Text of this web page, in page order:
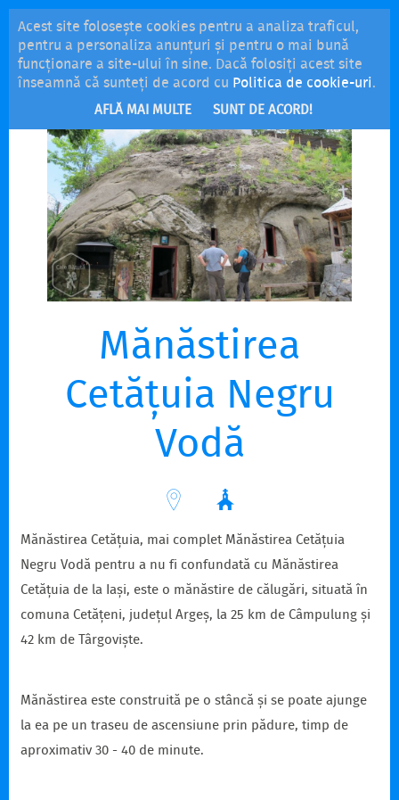
Acest site folosește cookies pentru a analiza traficul,
pentru a personaliza anunțuri și pentru o mai bună
funcționare a site-ului în sine. Dacă folosiți acest site
înseamnă că sunteți de acord cu Politica de cookie-uri.
AFLĂ MAI MULTE SUNT DE ACORD!
MENU
Mănăstirea
Cetățuia Negru
Vodă
Mănăstirea Cetățuia, mai complet Mănăstirea Cetățuia
Negru Vodă pentru a nu fi confundată cu Mănăstirea
Cetățuia de la Iași, este o mănăstire de călugări, situată în
comuna Cetățeni, județul Argeș, la 25 km de Câmpulung și
42 km de Târgoviște.
Mănăstirea este construită pe o stâncă și se poate ajunge
la ea pe un traseu de ascensiune prin pădure, timp de
aproximativ 30 - 40 de minute.